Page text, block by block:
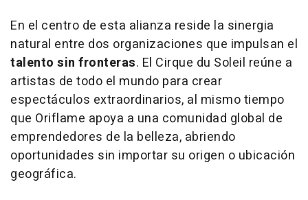
En el centro de esta alianza reside la sinergia
natural entre dos organizaciones que impulsan el
talento sin fronteras. El Cirque du Soleil reúne a
artistas de todo el mundo para crear
espectáculos extraordinarios, al mismo tiempo
que Oriflame apoya a una comunidad global de
emprendedores de la belleza, abriendo
oportunidades sin importar su origen o ubicación
geográfica.